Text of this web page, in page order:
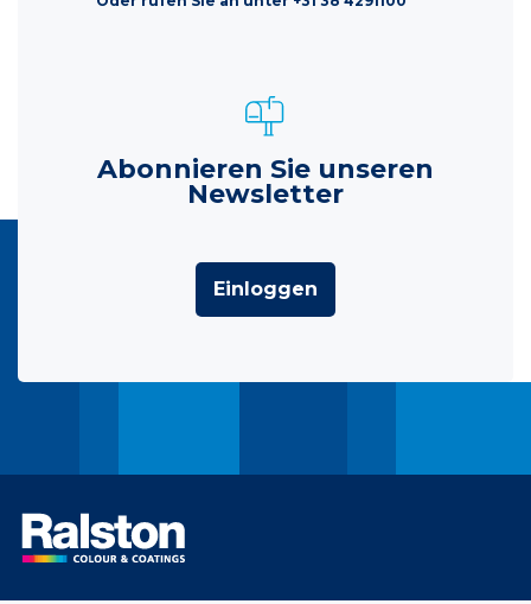
Abonnieren Sie unseren
Newsletter
Einloggen